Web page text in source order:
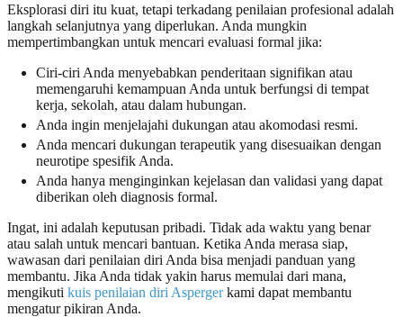
Eksplorasi diri itu kuat, tetapi terkadang penilaian profesional adalah
langkah selanjutnya yang diperlukan. Anda mungkin
mempertimbangkan untuk mencari evaluasi formal jika:
Ciri-ciri Anda menyebabkan penderitaan signifikan atau
memengaruhi kemampuan Anda untuk berfungsi di tempat
kerja, sekolah, atau dalam hubungan.
Anda ingin menjelajahi dukungan atau akomodasi resmi.
Anda mencari dukungan terapeutik yang disesuaikan dengan
neurotipe spesifik Anda.
Anda hanya menginginkan kejelasan dan validasi yang dapat
diberikan oleh diagnosis formal.
Ingat, ini adalah keputusan pribadi. Tidak ada waktu yang benar
atau salah untuk mencari bantuan. Ketika Anda merasa siap,
wawasan dari penilaian diri Anda bisa menjadi panduan yang
membantu. Jika Anda tidak yakin harus memulai dari mana,
mengikuti kuis penilaian diri Aspergerkami dapat membantu
mengatur pikiran Anda.